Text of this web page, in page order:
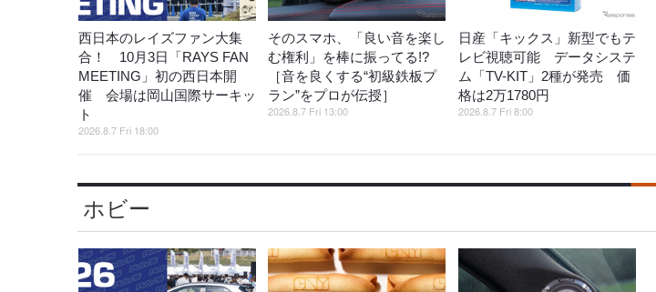
西日本のレイズファン大集
合！ 10月3日「RAYS FAN
MEETING」初の西日本開
催 会場は岡山国際サーキッ
ト
2026.8.7 Fri 18:00
そのスマホ、「良い音を楽し
む権利」を棒に振ってる!?
［音を良くする“初級鉄板プ
ラン”をプロが伝授］
2026.8.7 Fri 13:00
日産「キックス」新型でもテ
レビ視聴可能 データシステ
ム「TV-KIT」2種が発売 価
格は2万1780円
2026.8.7 Fri 8:00
ホビー